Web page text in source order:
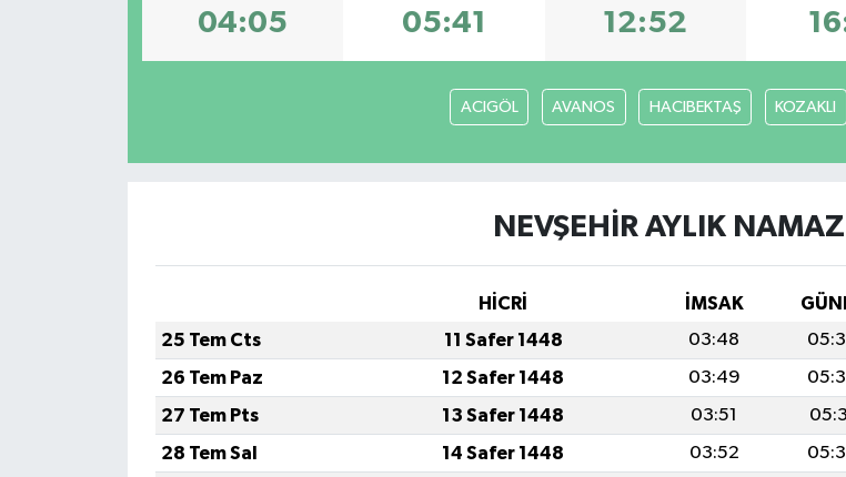
04:05 05:41 12:52
ACIGÖL AVANOS HACIBEKTAŞ KOZAKLI
NEVŞEHİR AYLIK
HİCRİ İMSAK
25 Tem Cts
11 Safer 1448 03:48
26 Tem Paz
12 Safer 1448 03:49
27 Tem Pts
13 Safer 1448 03:51
28 Tem Sal
14 Safer 1448 03:52
Foto Galeri